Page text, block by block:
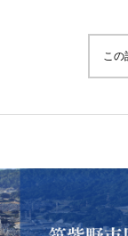
この